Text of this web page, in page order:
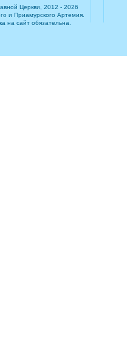
Церкви, 2012 - 2026
и Приамурского Артемия.
на сайт обязательна.